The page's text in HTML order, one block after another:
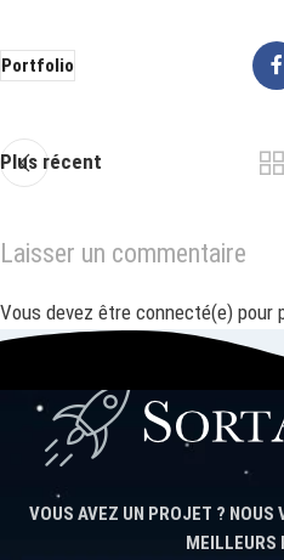
Portfolio
Plus récent
Laisser un commentaire
Vous devez être connecté(e) pour
VOUS AVEZ UN PROJET ? NOUS
MEILLEURS